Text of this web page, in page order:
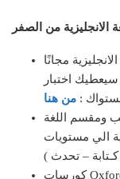
مجانًا
اختبار
: من هنا
ومقسم اللغة
الي مستويات